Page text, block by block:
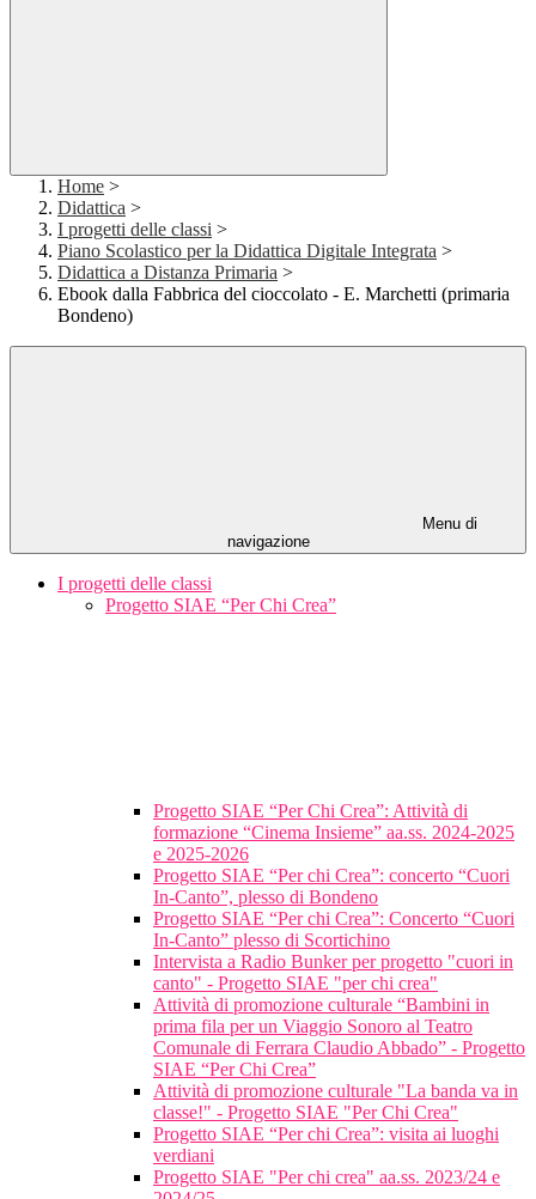
Home >
Didattica >
I progetti delle classi >
Piano Scolastico per la Didattica Digitale Integrata >
Didattica a Distanza Primaria >
Ebook dalla Fabbrica del cioccolato - E. Marchetti (primaria
Bondeno)
Menu di
navigazione
I progetti delle classi
Progetto SIAE “Per Chi Crea”
Progetto SIAE “Per Chi Crea”: Attività di
formazione “Cinema Insieme” aa.ss. 2024-2025
e 2025-2026
Progetto SIAE “Per chi Crea”: concerto “Cuori
In-Canto”, plesso di Bondeno
Progetto SIAE “Per chi Crea”: Concerto “Cuori
In-Canto” plesso di Scortichino
Intervista a Radio Bunker per progetto "cuori in
canto" - Progetto SIAE "per chi crea"
Attività di promozione culturale “Bambini in
prima fila per un Viaggio Sonoro al Teatro
Comunale di Ferrara Claudio Abbado” - Progetto
SIAE “Per Chi Crea”
Attività di promozione culturale "La banda va in
classe!" - Progetto SIAE "Per Chi Crea"
Progetto SIAE “Per chi Crea”: visita ai luoghi
verdiani
Progetto SIAE "Per chi crea" aa.ss. 2023/24 e